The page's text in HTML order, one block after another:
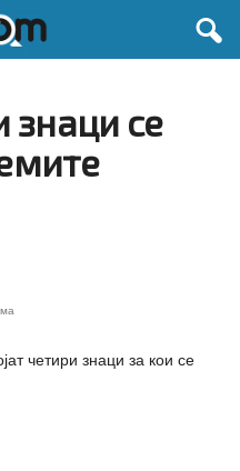
знаци се
четири знаци за кои се